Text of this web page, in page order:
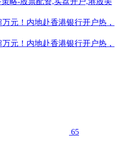
元！内地赴香港银行开户热，
元！内地赴香港银行开户热，
65